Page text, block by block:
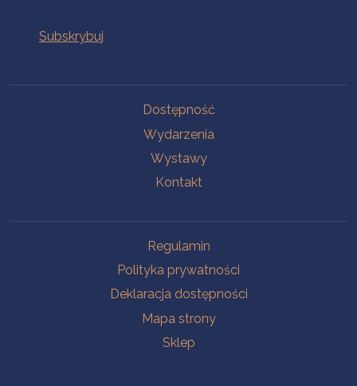
Dostępność
Wydarzenia
Wystawy
Kontakt
Regulamin
Polityka prywatności
Deklaracja dostępności
Mapa strony
Sklep